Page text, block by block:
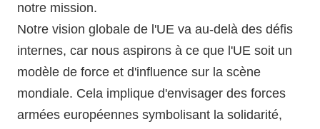
Volt Luxembourg Internal
notre mission.
Notre vision globale de l'UE va au-delà des défis
internes, car nous aspirons à ce que l'UE soit un
modèle de force et d'influence sur la scène
mondiale. Cela implique d'envisager des forces
armées européennes symbolisant la solidarité,